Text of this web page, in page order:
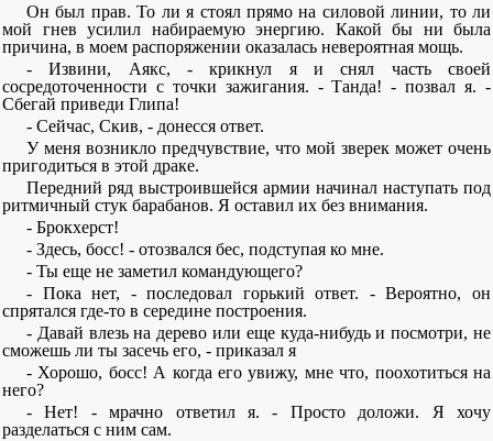
Он был прав. То ли я стоял прямо на силовой линии, то ли
мой гнев усилил набираемую энергию. Какой бы ни была
причина, в моем распоряжении оказалась невероятная мощь.
- Извини, Аякс, - крикнул я и снял часть своей
сосредоточенности с точки зажигания. - Танда! - позвал я. -
Сбегай приведи Глипа!
- Сейчас, Скив, - донесся ответ.
У меня возникло предчувствие, что мой зверек может очень
пригодиться в этой драке.
Передний ряд выстроившейся армии начинал наступать под
ритмичный стук барабанов. Я оставил их без внимания.
- Брокхерст!
- Здесь, босс! - отозвался бес, подступая ко мне.
- Ты еще не заметил командующего?
- Пока нет, - последовал горький ответ. - Вероятно, он
спрятался где-то в середине построения.
- Давай влезь на дерево или еще куда-нибудь и посмотри, не
сможешь ли ты засечь его, - приказал я
- Хорошо, босс! А когда его увижу, мне что, поохотиться на
него?
- Нет! - мрачно ответил я. - Просто доложи. Я хочу
разделаться с ним сам.